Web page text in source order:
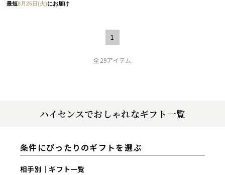
最短8月25日(火)にお届け
1
全29アイテム
ハイセンスでおしゃれなギフト一覧
条件にぴったりのギフトを選ぶ
相手別｜ギフト一覧